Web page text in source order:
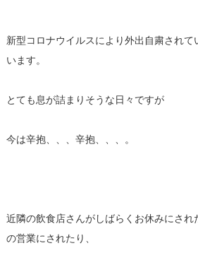
新型コロナウイルスにより外出自粛されて
います。
とても息が詰まりそうな日々ですが
今は辛抱、、、辛抱、、、。
近隣の飲食店さんがしばらくお休みにされ
の営業にされたり、